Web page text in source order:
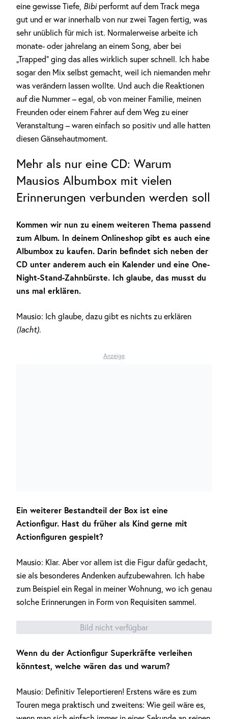
eine gewisse Tiefe, Bibiperformt auf dem Track mega
gut und er war innerhalb von nur zwei Tagen fertig, was
sehr unüblich für mich ist. Normalerweise arbeite ich
monate- oder jahrelang an einem Song, aber bei
„Trapped“ ging das alles wirklich super schnell. Ich habe
sogar den Mix selbst gemacht, weil ich niemanden mehr
was verändern lassen wollte. Und auch die Reaktionen
auf die Nummer – egal, ob von meiner Familie, meinen
Freunden oder einem Fahrer auf dem Weg zu einer
Veranstaltung – waren einfach so positiv und alle hatten
diesen Gänsehautmoment.
Mehr als nur eine CD: Warum
Mausios Albumbox mit vielen
Erinnerungen verbunden werden soll
Kommen wir nun zu einem weiteren Thema passend
zum Album. In deinem Onlineshop gibt es auch eine
Albumbox zu kaufen. Darin befindet sich neben der
CD unter anderem auch ein Kalender und eine One-
Night-Stand-Zahnbürste. Ich glaube, das musst du
uns mal erklären.
Mausio: Ich glaube, dazu gibt es nichts zu erklären
(lacht).
Anzeige
Ein weiterer Bestandteil der Box ist eine
Actionfigur. Hast du früher als Kind gerne mit
Actionfiguren gespielt?
Mausio: Klar. Aber vor allem ist die Figur dafür gedacht,
sie als besonderes Andenken aufzubewahren. Ich habe
zum Beispiel ein Regal in meiner Wohnung, wo ich genau
solche Erinnerungen in Form von Requisiten sammel.
Bild nicht verfügbar
Wenn du der Actionfigur Superkräfte verleihen
könntest, welche wären das und warum?
Mausio: Definitiv Teleportieren! Erstens wäre es zum
Touren mega praktisch und zweitens: Wie geil wäre es,